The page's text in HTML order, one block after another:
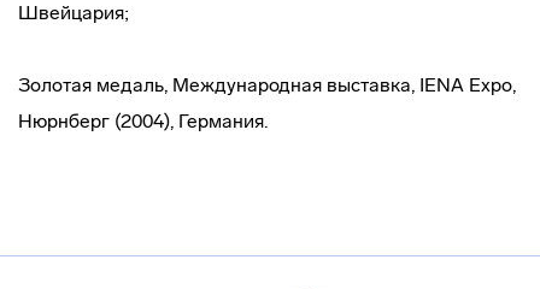
Швейцария;
Золотая медаль, Международная выставка, IENA Expo,
Нюрнберг (2004), Германия.